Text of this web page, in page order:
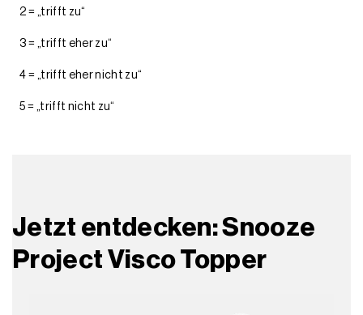
2 = „trifft zu“
3 = „trifft eher zu“
4 = „trifft eher nicht zu“
5 = „trifft nicht zu“
Jetzt entdecken: Snooze
Project Visco Topper